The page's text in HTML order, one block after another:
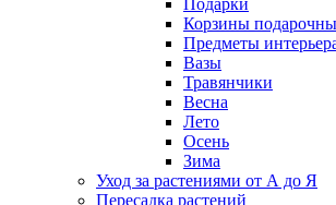
Корзины
Предметы
Вазы
Травянчики
Весна
Лето
Осень
Зима
Уход за растениями от А до Я
Пересадка растений